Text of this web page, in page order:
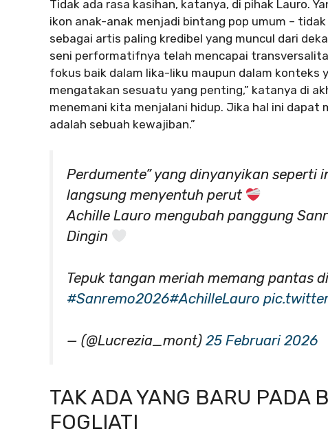
Tidak ada rasa kasihan, katanya, di pihak Lauro.
ikon anak-anak menjadi bintang pop umum –
sebagai artis paling kredibel yang muncul dari
seni performatifnya telah mencapai
fokus baik dalam lika-liku maupun dalam konteks
mengatakan sesuatu yang penting,” katanya di
menemani kita menjalani hidup. Jika hal ini dapat
adalah sebuah kewajiban.”
Perdumente” yang dinyanyikan seperti
langsung menyentuh perut
Achille Lauro mengubah panggung
Dingin
Tepuk tangan meriah memang pantas
#Sanremo2026#AchilleLauro
— (@Lucrezia_mont) 25 Februari 2026
TAK ADA YANG BARU PADA
FOGLIATI